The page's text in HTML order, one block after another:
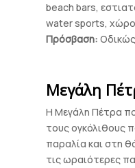
beach bars,
water sports,
Πρόσβαση: Οδικώς
Μεγάλη
Η Μεγάλη Πέτρα
τους ογκόλιθους
παραλία και στη
τις ωραιότερες